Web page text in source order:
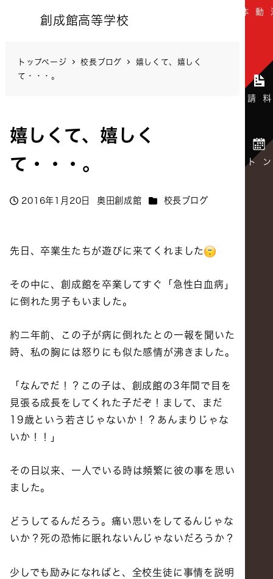
創成館高等学校
トップページ 校長ブログ
嬉しくて、嬉しく
て・・・。
嬉しくて、嬉しく
て・・・。
投稿日
2016年1月20日
著
奥田創成館 カテゴリー
校長ブログ
先日、卒業生たちが遊びに来てくれました
その中に、創成館を卒業してすぐ「急性白血病」
に倒れた男子もいました。
約二年前、この子が病に倒れたとの一報を聞いた
時、私の胸には怒りにも似た感情が沸きました。
「なんでだ！？この子は、創成館の3年間で目を
見張る成長をしてくれた子だぞ！まして、まだ
19歳という若さじゃないか！？あんまりじゃな
いか！！」
その日以来、一人でいる時は頻繁に彼の事を思い
ました。
どうしてるんだろう。痛い思いをしてるんじゃな
いか？死の恐怖に眠れないんじゃないだろうか？
少しでも励みになればと、全校生徒に事情を説明